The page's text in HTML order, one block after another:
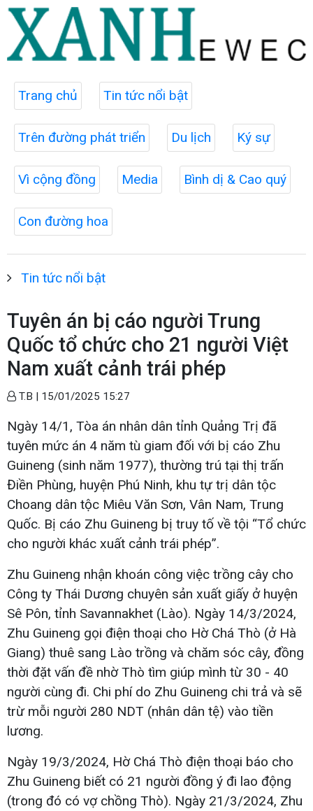
Trang chủ Tin tức nổi bật
Trên đường phát triển Du lịch Ký sự
Vì cộng đồng Media Bình dị & Cao quý
Con đường hoa
Tin tức nổi bật
Tuyên án bị cáo người Trung
Quốc tổ chức cho 21 người Việt
Nam xuất cảnh trái phép
T.B | 15/01/2025 15:27
Ngày 14/1, Tòa án nhân dân tỉnh Quảng Trị đã
tuyên mức án 4 năm tù giam đối với bị cáo Zhu
Guineng (sinh năm 1977), thường trú tại thị trấn
Điền Phùng, huyện Phú Ninh, khu tự trị dân tộc
Choang dân tộc Miêu Văn Sơn, Vân Nam, Trung
Quốc. Bị cáo Zhu Guineng bị truy tố về tội “Tổ chức
cho người khác xuất cảnh trái phép”.
Zhu Guineng nhận khoán công việc trồng cây cho
Công ty Thái Dương chuyên sản xuất giấy ở huyện
Sê Pôn, tỉnh Savannakhet (Lào). Ngày 14/3/2024,
Zhu Guineng gọi điện thoại cho Hờ Chá Thò (ở Hà
Giang) thuê sang Lào trồng và chăm sóc cây, đồng
thời đặt vấn đề nhờ Thò tìm giúp mình từ 30 - 40
người cùng đi. Chi phí do Zhu Guineng chi trả và sẽ
trừ mỗi người 280 NDT (nhân dân tệ) vào tiền
lương.
Ngày 19/3/2024, Hờ Chá Thò điện thoại báo cho
Zhu Guineng biết có 21 người đồng ý đi lao động
(trong đó có vợ chồng Thò). Ngày 21/3/2024, Zhu